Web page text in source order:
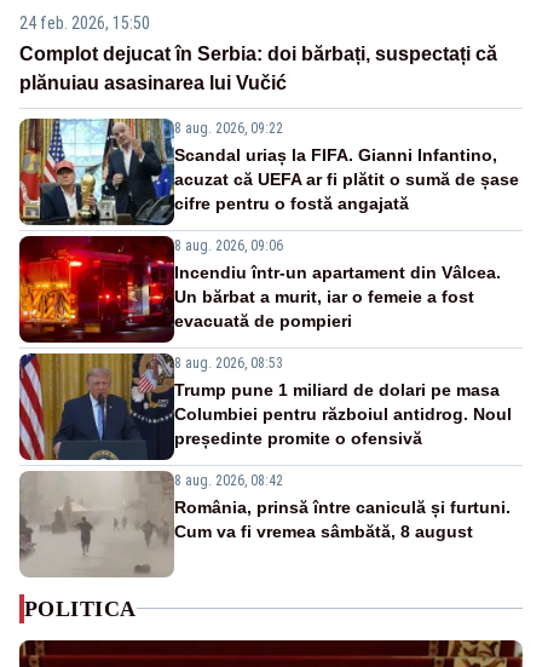
24 feb. 2026, 15:50
Complot dejucat în Serbia: doi bărbați, suspectați că
plănuiau asasinarea lui Vučić
8 aug. 2026, 09:22
Scandal uriaș la FIFA. Gianni Infantino,
acuzat că UEFA ar fi plătit o sumă de șase
cifre pentru o fostă angajată
8 aug. 2026, 09:06
Incendiu într-un apartament din Vâlcea.
Un bărbat a murit, iar o femeie a fost
evacuată de pompieri
8 aug. 2026, 08:53
Trump pune 1 miliard de dolari pe masa
Columbiei pentru războiul antidrog. Noul
președinte promite o ofensivă
8 aug. 2026, 08:42
România, prinsă între caniculă și furtuni.
Cum va fi vremea sâmbătă, 8 august
POLITICA